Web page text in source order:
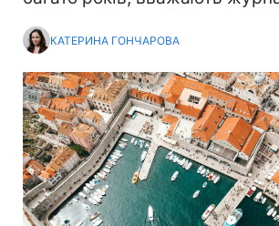
КАТЕРИНА ГОНЧАРОВА